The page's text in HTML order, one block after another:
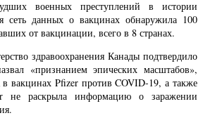
военных преступлений в истории
сеть данных о вакцинах обнаружила 100
от вакцинации, всего в 8 странах.
здравоохранения Канады подтвердило
«признанием эпических масштабов»,
вакцинах Pfizer против COVID-19, а также
не раскрыла информацию о заражении